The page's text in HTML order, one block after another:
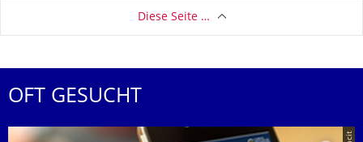
Diese Seite …
OFT GESUCHT